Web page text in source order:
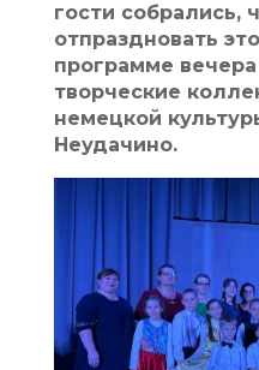
гости собрались,
отпраздновать
программе
творческие
немецкой
Неудачино.